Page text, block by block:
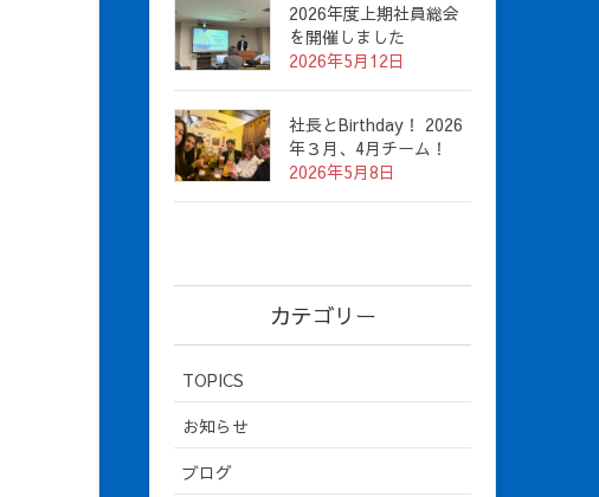
2026年度上期社員総会
を開催しました
2026年5月12日
社長とBirthday！ 2026
年３月、4月チーム！
2026年5月8日
カテゴリー
TOPICS
お知らせ
ブログ